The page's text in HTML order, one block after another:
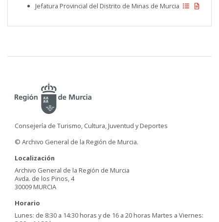
Jefatura Provincial del Distrito de Minas de Murcia
Consejería de Turismo, Cultura, Juventud y Deportes
© Archivo General de la Región de Murcia.
Localización
Archivo General de la Región de Murcia
Avda. de los Pinos, 4
30009 MURCIA
Horario
Lunes: de 8:30 a 14:30 horas y de 16 a 20 horas Martes a Viernes: